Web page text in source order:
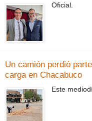
Oficial.
Un camión perdió
carga en Chacabuco
Este